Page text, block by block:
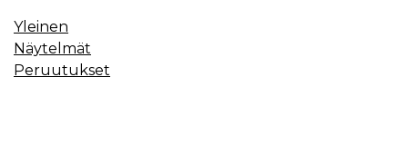
Yleinen
Näytelmät
Peruutukset